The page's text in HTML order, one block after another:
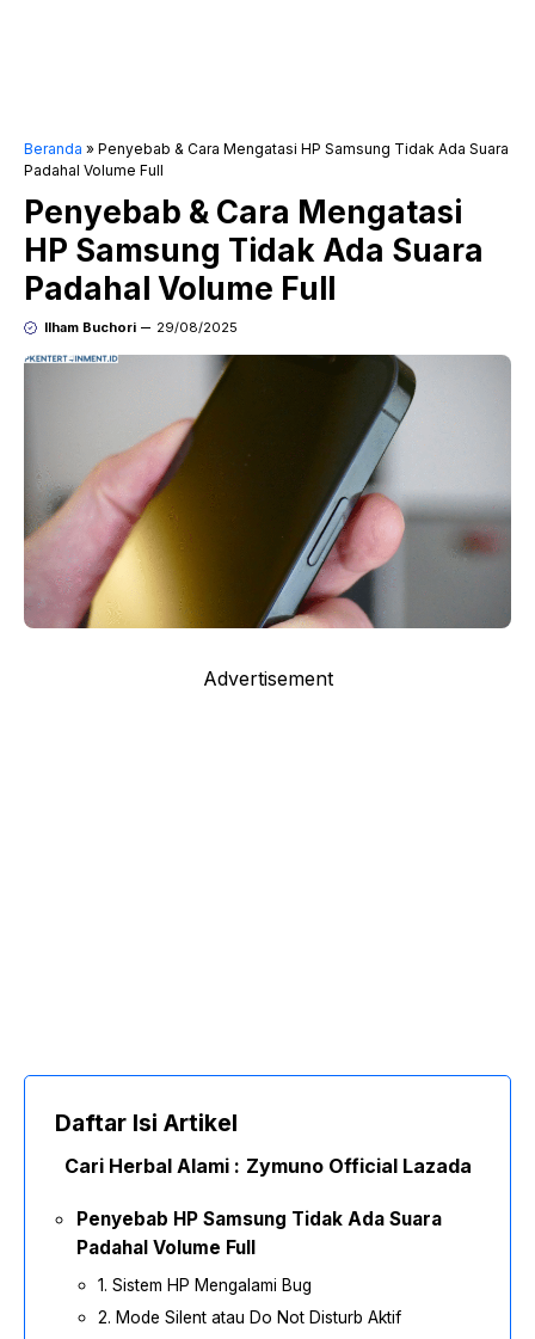
Beranda » Penyebab & Cara Mengatasi HP Samsung Tidak Ada Suara
Padahal Volume Full
Penyebab & Cara Mengatasi
HP Samsung Tidak Ada Suara
Padahal Volume Full
Ilham Buchori 29/08/2025
Advertisement
Daftar Isi Artikel
Cari Herbal Alami : Zymuno Official Lazada
Penyebab HP Samsung Tidak Ada Suara
Padahal Volume Full
1. Sistem HP Mengalami Bug
2. Mode Silent atau Do Not Disturb Aktif